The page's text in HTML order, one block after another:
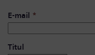
E-mail *
Titul